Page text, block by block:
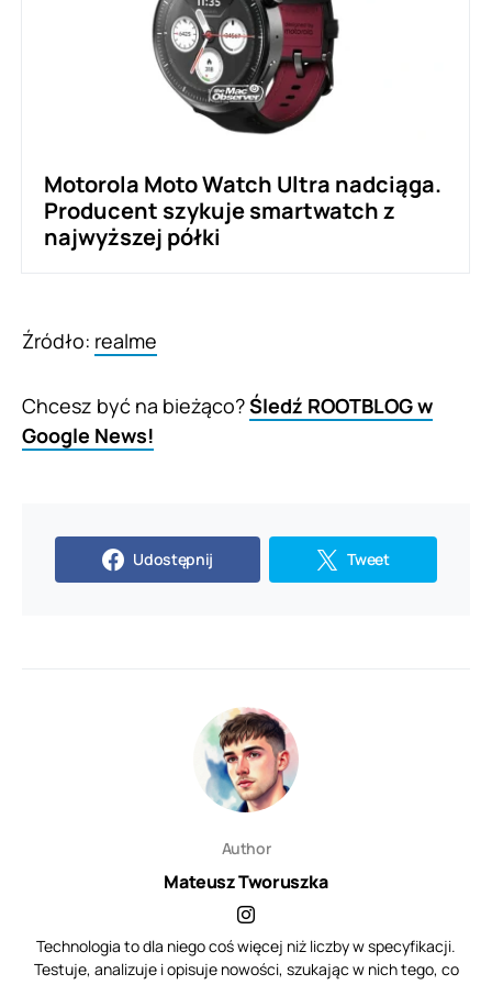
Motorola Moto Watch Ultra nadciąga.
Producent szykuje smartwatch z
najwyższej półki
Źródło: realme
Chcesz być na bieżąco?Śledź ROOTBLOG w
Google News!
Udostępnij Tweet
Author
Mateusz Tworuszka
Technologia to dla niego coś więcej niż liczby w specyfikacji.
Testuje, analizuje i opisuje nowości, szukając w nich tego, co